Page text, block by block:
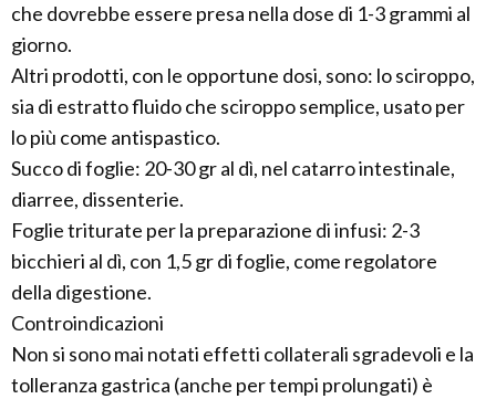
che dovrebbe essere presa nella dose di 1-3 grammi al
giorno.
Altri prodotti, con le opportune dosi, sono: lo sciroppo,
sia di estratto fluido che sciroppo semplice, usato per
lo più come antispastico.
Succo di foglie: 20-30 gr al dì, nel catarro intestinale,
diarree, dissenterie.
Foglie triturate per la preparazione di infusi: 2-3
bicchieri al dì, con 1,5 gr di foglie, come regolatore
della digestione.
Controindicazioni
Non si sono mai notati effetti collaterali sgradevoli e la
tolleranza gastrica (anche per tempi prolungati) è